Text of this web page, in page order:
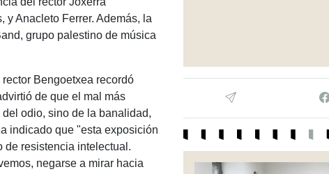
y Anacleto Ferrer. Además, la
grupo palestino de música
Bengoetxea recordó
de que el mal más
odio, sino de la banalidad,
indicado que "esta exposición
de resistencia intelectual.
negarse a mirar hacia